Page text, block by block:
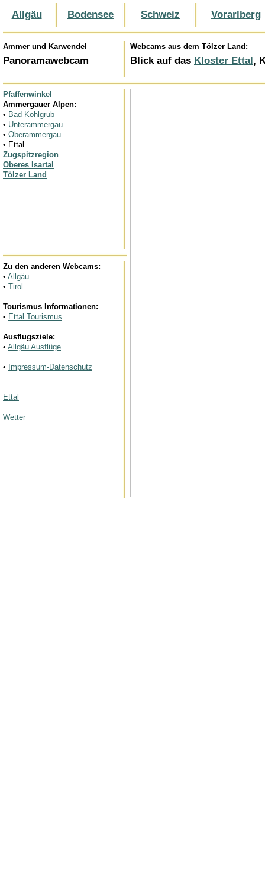
Allgäu Bodensee Schweiz Vorarlberg
Ammer und Karwendel Webcams aus dem Tölzer Land:
Panoramawebcam Blick auf das Kloster Ettal,
Pfaffenwinkel
Ammergauer Alpen:
• Bad Kohlgrub
• Unterammergau
• Oberammergau
• Ettal
Zugspitzregion
Oberes Isartal
Tölzer Land
Zu den anderen Webcams:
• Allgäu
• Tirol
Tourismus Informationen:
• Ettal Tourismus
Ausflugsziele:
• Allgäu Ausflüge
• Impressum-Datenschutz
Ettal